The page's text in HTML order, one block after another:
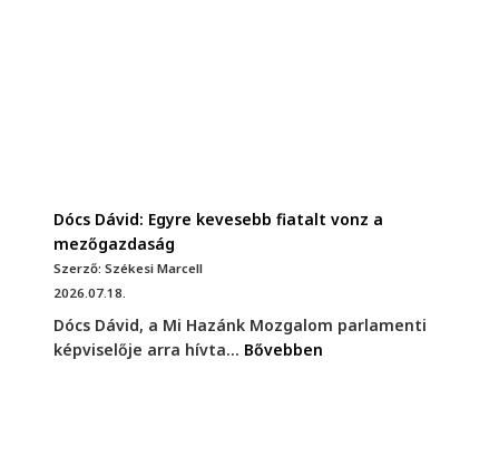
Dócs Dávid: Egyre kevesebb fiatalt vonz a
mezőgazdaság
Szerző: Székesi Marcell
2026.07.18.
Dócs Dávid, a Mi Hazánk Mozgalom parlamenti
képviselője arra hívta... Bővebben